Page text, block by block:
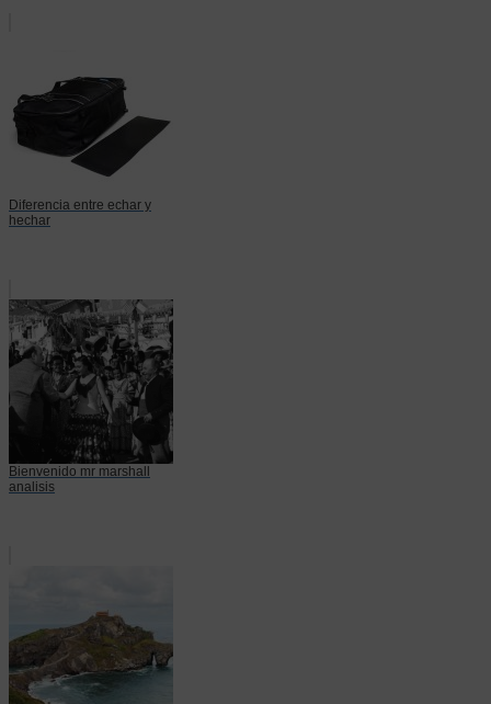
Diferencia entre echar y
hechar
Bienvenido mr marshall
analisis